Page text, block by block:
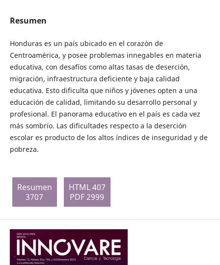
Resumen
Honduras es un país ubicado en el corazón de
Centroamérica, y posee problemas innegables en materia
educativa, con desafíos como altas tasas de deserción,
migración, infraestructura deficiente y baja calidad
educativa. Esto dificulta que niños y jóvenes opten a una
educación de calidad, limitando su desarrollo personal y
profesional. El panorama educativo en el país es cada vez
más sombrío. Las dificultades respecto a la deserción
escolar es producto de los altos índices de inseguridad y de
pobreza.
Resumen
3707
HTML 407
PDF 2999